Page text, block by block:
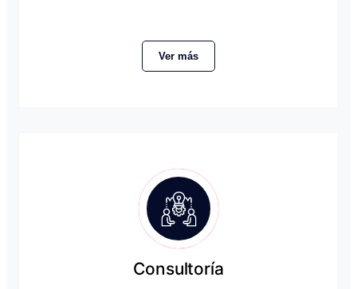
Ver más
Consultoría